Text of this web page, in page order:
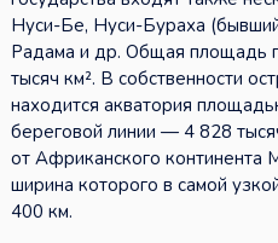
Нуси-Бе, Нуси-Бураха
Радама и др. Общая площадь
тысяч км². В собственности
находится акватория
береговой линии — 4 828
от Африканского континента
ширина которого в самой
400 км.